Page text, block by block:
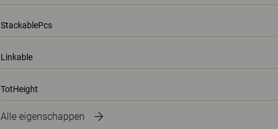
StackablePcs
Linkable
TotHeight
Alle eigenschappen